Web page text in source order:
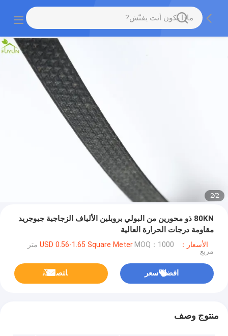
2
/
2
80KN ذو محورين من البولي بروبلين الألياف الزجاجية جيوجريد
مقاومة درجات الحرارة العالية
الأسعار：USD 0.56-1.65 Square Meter MOQ：1000 متر
مربع
افضل سعر ﺎﺘﺼﻟ ﺍﻶﻧ
منتوج وصف